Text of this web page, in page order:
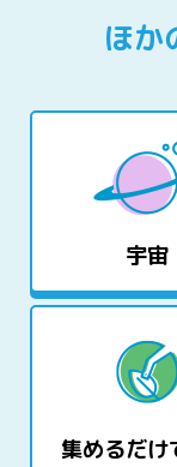
ほか
宇宙
集めるだけ